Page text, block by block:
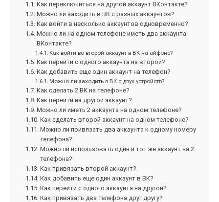
Как переключиться на другой аккаунт ВКонтакте?
Можно ли заходить в ВК с разных аккаунтов?
Как войти в несколько аккаунтов одновременно?
Можно ли на одном телефоне иметь два аккаунта
ВКонтакте?
Как войти во второй аккаунт в ВК на айфоне?
Как перейти с одного аккаунта на второй?
Как добавить еще один аккаунт на телефон?
Можно ли заходить в ВК с двух устройств?
Как сделать 2 ВК на телефоне?
Как перейти на другой аккаунт?
Можно ли иметь 2 аккаунта на одном телефоне?
Как сделать второй аккаунт на одном телефоне?
Можно ли привязать два аккаунта к одному номеру
телефона?
Можно ли использовать один и тот же аккаунт на 2
телефона?
Как привязать второй аккаунт?
Как добавить еще один аккаунт в ВК?
Как перейти с одного аккаунта на другой?
Как привязать два телефона друг другу?